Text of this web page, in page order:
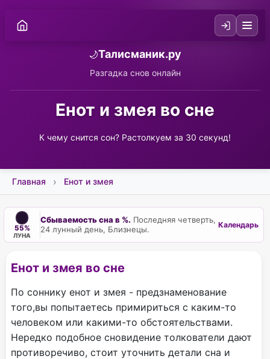
🌙Талисманик.ру
Разгадка снов онлайн
Енот и змея во сне
К чему снится сон? Растолкуем за 30 секунд!
Главная Енот и змея
55%
ЛУНА
Сбываемость сна в %. Последняя четверть,
24 лунный день, Близнецы.
Календарь
Енот и змея во сне
По соннику енот и змея - предзнаменование
того,вы попытаетесь примириться с каким-то
человеком или какими-то обстоятельствами.
Нередко подобное сновидение толкователи дают
противоречиво, стоит уточнить детали сна и